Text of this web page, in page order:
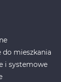
mieszkania
i systemowe